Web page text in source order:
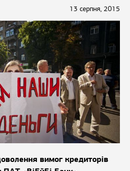
13 серпня, 2015
вимог кредиторів